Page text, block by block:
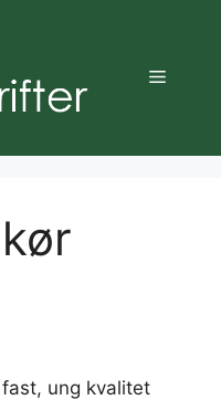
Meny
ung kvalitet